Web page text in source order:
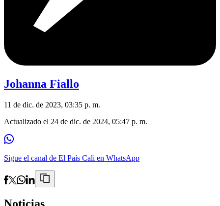
Johanna Fiallo
11 de dic. de 2023, 03:35 p. m.
Actualizado el 24 de dic. de 2024, 05:47 p. m.
Sigue el canal de El País Cali en WhatsApp